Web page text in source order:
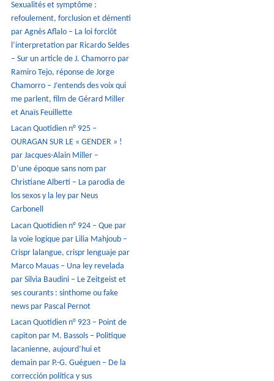
Sexualités et symptôme :
refoulement, forclusion et démenti
par Agnès Aflalo – La loi forclôt
l’interpretation par Ricardo Seldes
– Sur un article de J. Chamorro par
Ramiro Tejo, réponse de Jorge
Chamorro – J’entends des voix qui
me parlent, film de Gérard Miller
et Anaïs Feuillette
Lacan Quotidien n° 925 –
OURAGAN SUR LE « GENDER » !
par Jacques-Alain Miller –
D’une époque sans nom par
Christiane Alberti – La parodia de
los sexos y la ley par Neus
Carbonell
Lacan Quotidien n° 924 – Que par
la voie logique par Lilia Mahjoub –
Crispr lalangue, crispr lenguaje par
Marco Mauas – Una ley revelada
par Silvia Baudini – Le Zeitgeist et
ses courants : sinthome ou fake
news par Pascal Pernot
Lacan Quotidien n° 923 – Point de
capiton par M. Bassols – Politique
lacanienne, aujourd’hui et
demain par P.-G. Guéguen – De la
corrección política y sus